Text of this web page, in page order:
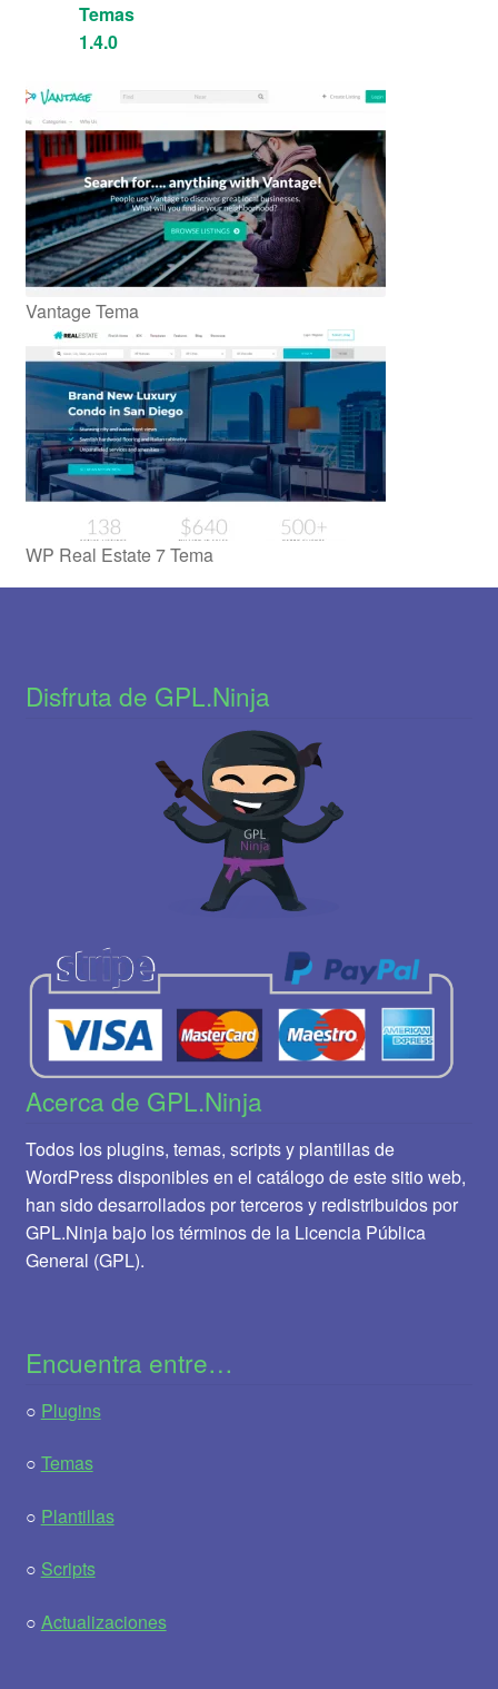
Temas
1.4.0
Vantage Tema
WP Real Estate 7 Tema
Disfruta de GPL.Ninja
Acerca de GPL.Ninja
Todos los plugins, temas, scripts y plantillas de
WordPress disponibles en el catálogo de este sitio web,
han sido desarrollados por terceros y redistribuidos por
GPL.Ninja bajo los términos de la Licencia Pública
General (GPL).
Encuentra entre…
○ Plugins
○ Temas
○ Plantillas
○ Scripts
○ Actualizaciones